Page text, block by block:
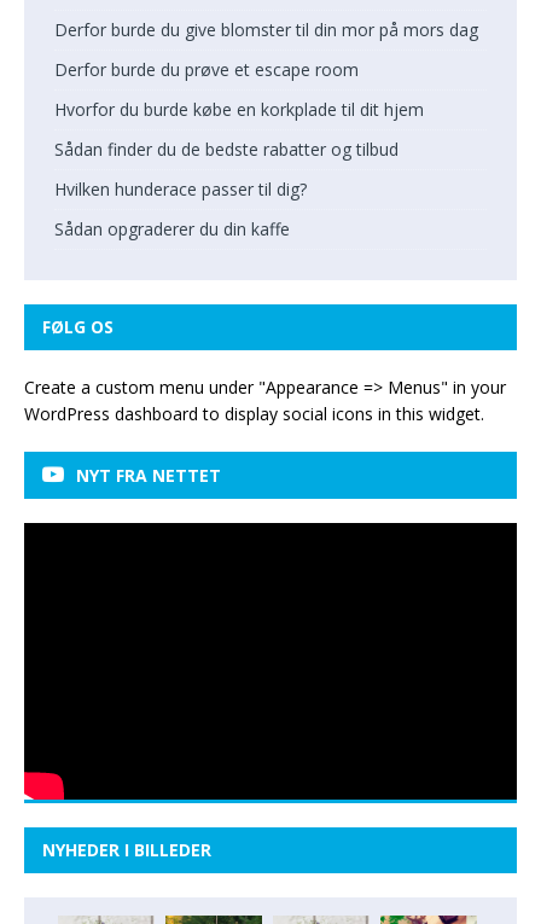
Derfor burde du give blomster til din mor på mors dag
Derfor burde du prøve et escape room
Hvorfor du burde købe en korkplade til dit hjem
Sådan finder du de bedste rabatter og tilbud
Hvilken hunderace passer til dig?
Sådan opgraderer du din kaffe
FØLG OS
Create a custom menu under "Appearance => Menus" in your
WordPress dashboard to display social icons in this widget.
NYT FRA NETTET
NYHEDER I BILLEDER